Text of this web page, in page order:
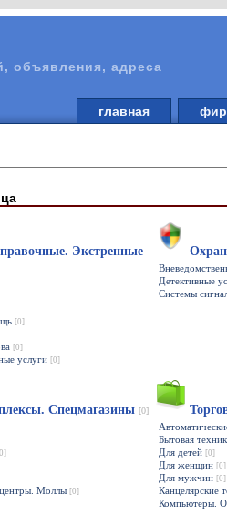
объявления, адреса
главная
Экстренные
[0]
[0]
услуги[0]
Детективные
Системы
Спецмагазины [0]
центры. Моллы[0]
Бытовая
Для детей[0]
Для женщин[0]
Для мужчин[0]
Канцелярские
Компьютеры.